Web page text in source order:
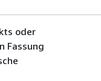
oder
Fassung